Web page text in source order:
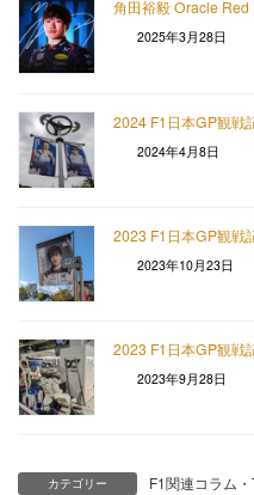
角田裕毅 Oracle
2025年3月28日
2024 F1日本GP観戦
2024年4月8日
2023 F1日本GP観戦
2023年10月23日
2023 F1日本GP観戦
2023年9月28日
カテゴリー F1関連コラム